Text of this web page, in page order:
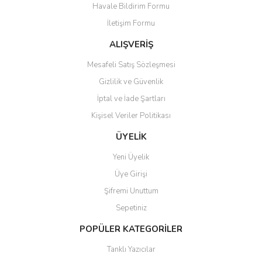
Havale Bildirim Formu
İletişim Formu
ALIŞVERİŞ
Mesafeli Satış Sözleşmesi
Gizlilik ve Güvenlik
İptal ve İade Şartları
Kişisel Veriler Politikası
ÜYELİK
Yeni Üyelik
Üye Girişi
Şifremi Unuttum
Sepetiniz
POPÜLER KATEGORİLER
Tanklı Yazıcılar